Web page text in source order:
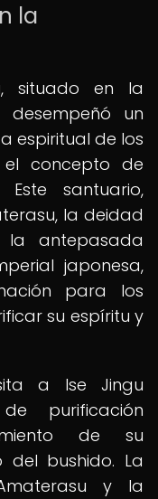
la
situado en la
desempeñó un
espiritual de los
el concepto de
santuario,
la deidad
antepasada
japonesa,
para los
su espíritu y
a Ise Jingu
purificación
de su
bushido. La
y la